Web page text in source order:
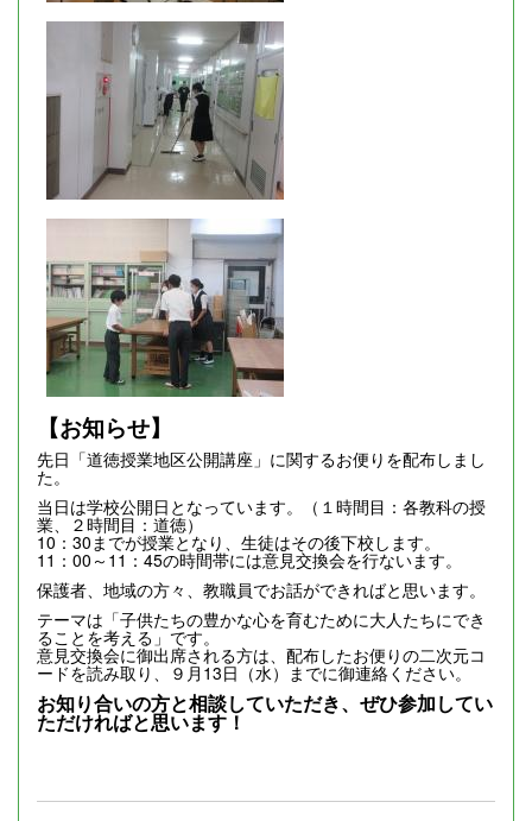
【お知らせ】
先日「道徳授業地区公開講座」に関するお便りを配布しまし
た。
当日は学校公開日となっています。（１時間目：各教科の授
業、２時間目：道徳）
10：30までが授業となり、生徒はその後下校します。
11：00～11：45の時間帯には意見交換会を行ないます。
保護者、地域の方々、教職員でお話ができればと思います。
テーマは「子供たちの豊かな心を育むために大人たちにでき
ることを考える」です。
意見交換会に御出席される方は、配布したお便りの二次元コ
ードを読み取り、９月13日（水）までに御連絡ください。
お知り合いの方と相談していただき、ぜひ参加してい
ただければと思います！